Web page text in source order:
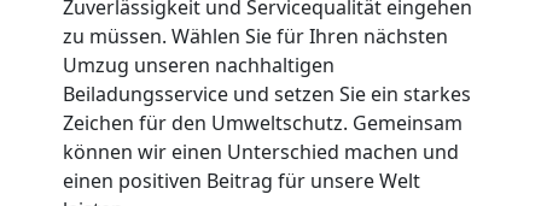
Zuverlässigkeit und Servicequalität eingehen
zu müssen. Wählen Sie für Ihren nächsten
Umzug unseren nachhaltigen
Beiladungsservice und setzen Sie ein starkes
Zeichen für den Umweltschutz. Gemeinsam
können wir einen Unterschied machen und
einen positiven Beitrag für unsere Welt
Firmenumzug
Leonding